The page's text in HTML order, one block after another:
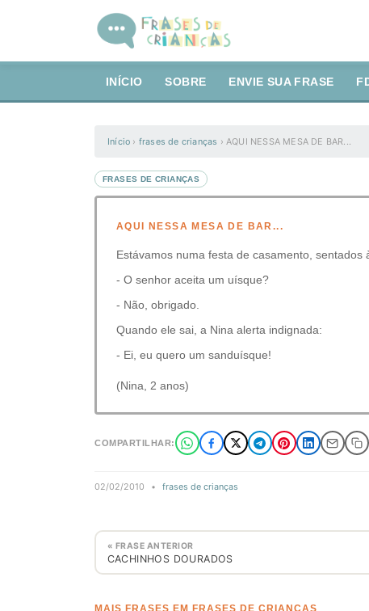
INÍCIO SOBRE ENVIE SUA FRASE
Início › frases de crianças ›AQUI NESSA MESA DE BAR...
FRASES DE CRIANÇAS
AQUI NESSA MESA DE BAR...
Estávamos numa festa de casamento,
- O senhor aceita um uísque?
- Não, obrigado.
Quando ele sai, a Nina alerta indignada:
- Ei, eu quero um sanduísque!
(Nina, 2 anos)
COMPARTILHAR:
02/02/2010 • frases de crianças
« FRASE ANTERIOR
CACHINHOS DOURADOS
MAIS FRASES EM FRASES DE CRIANÇAS